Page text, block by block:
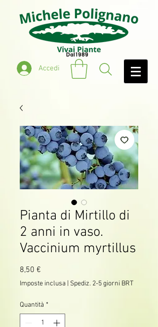
Accedi
Dal 1989
Pianta di Mirtillo di
2 anni in vaso.
Vaccinium myrtillus
8,50 €
Imposte inclusa | Spediz. 2-5 giorni BRT
Quantità *